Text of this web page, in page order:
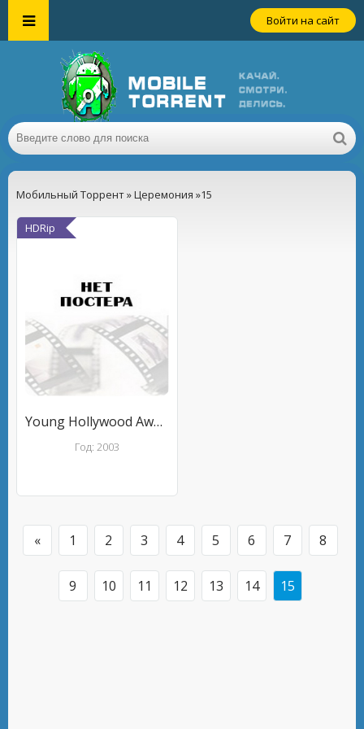
Войти на сайт
Мобильный Торрент»Церемония »15
HDRip
Young Hollywood Awards
Год: 2003
« 1 2 3 4 5 6 7 8
9 10 11 12 13 14 15